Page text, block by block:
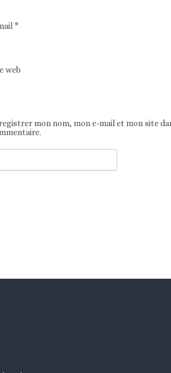
*
web
mon nom, mon e-mail et mon site